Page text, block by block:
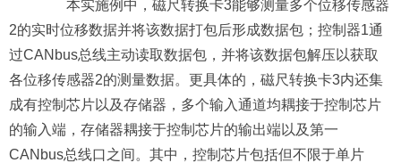
本实施例中，磁尺转换卡3能够测量多个位移传感器
2的实时位移数据并将该数据打包后形成数据包；控制器1通
过CANbus总线主动读取数据包，并将该数据包解压以获取
各位移传感器2的测量数据。更具体的，磁尺转换卡3内还集
成有控制芯片以及存储器，多个输入通道均耦接于控制芯片
的输入端，存储器耦接于控制芯片的输出端以及第一
CANbus总线口之间。其中，控制芯片包括但不限于单片